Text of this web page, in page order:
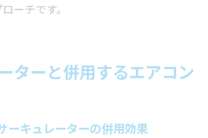
ーチです。
ターと併用するエアコン
ーキュレーターの併用効果